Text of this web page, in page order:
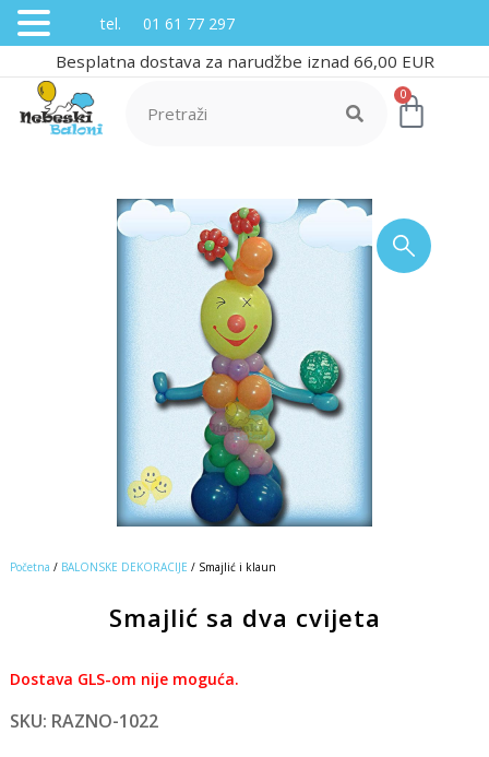
Besplatna dostava za narudžbe iznad 66,00 EUR
0
Početna / BALONSKE DEKORACIJE / Smajlić i klaun
Smajlić sa dva cvijeta
Dostava GLS-om nije moguća.
SKU: RAZNO-1022
tel. 01 61 77 297